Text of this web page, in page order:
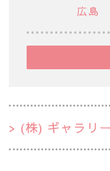
広島
(株) ギャラリー